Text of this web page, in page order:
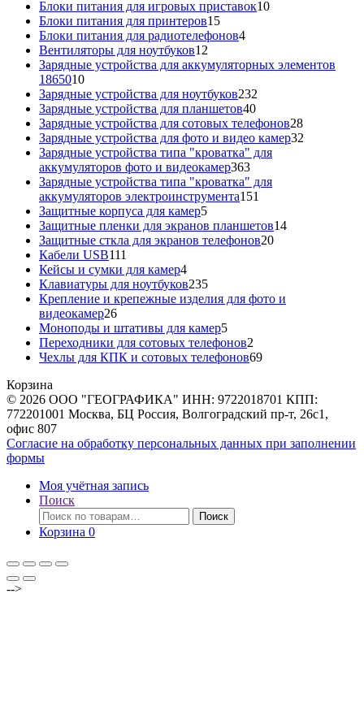
товаров
Блоки питания для игровых приставок1010
Блоки питания для принтеров1515
товаров
Блоки питания для радиотелефонов44
Вентиляторы для ноутбуков12
товаров
Зарядные устройства для аккумуляторных элементов
186501010
товаров
Зарядные устройства для ноутбуков232
Зарядные устройства для планшетов4040
товаров
Зарядные устройства для сотовых телефонов2828
товаров
Зарядные устройства для фото и видео камер32
Зарядные устройства типа "кроватка" для
аккумуляторов фото и видеокамер363363
товара
Зарядные устройства типа "кроватка" для
аккумуляторов электроинструмента151
Защитные корпуса для камер55
товаров
Защитные пленки для экранов планшетов1414
Защитные сткла для экранов телефонов2020
Кабели USB111
товаров
Кейсы и сумки для камер44
товара
Клавиатуры для ноутбуков235235
товаров
Крепление и крепежные изделия для фото и
видеокамер2626
товаров
Моноподы и штативы для камер55
товаров
Переходники для сотовых телефонов2
товара
Чехлы для КПК и сотовых телефонов6969
Корзина
© 2026 ООО "ГЕОГРАФИКА" ИНН: 9722018701 КПП:
772201001 Москва, БЦ Россия, Волгоградский пр-т, 26с1,
офис 807
Согласие на обработку персональных данных при заполнении
формы
Моя учётная запись
Поиск
Искать:
Поиск
Корзина 0
-->